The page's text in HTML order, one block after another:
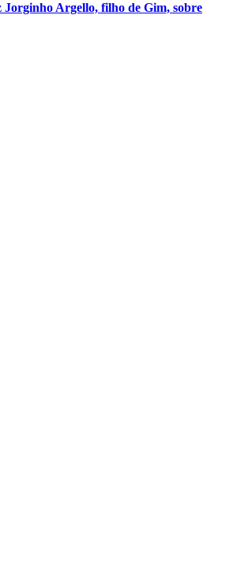
Argello, filho de Gim, sobre